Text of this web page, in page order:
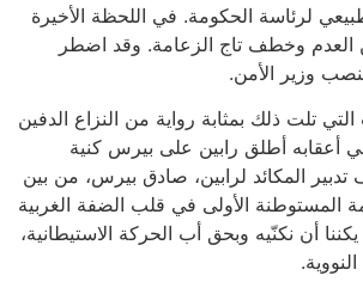
لرئاسة الحكومة. في اللحظة الأخيرة
وخطف تاج الزعامة. وقد اضطر
وزير الأمن.
تلت ذلك بمثابة رواية من النزاع الدفين
أعقابه أطلق رابين على بيرس كنية
المكائد لرابين، صادق بيرس، من بين
المستوطنة الأولى في قلب الضفة الغربية
أن نكنّيه وبحق أب الحركة الاستيطانية،